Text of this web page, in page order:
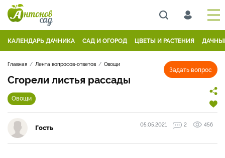
КАЛЕНДАРЬ ДАЧНИКА САД И ОГОРОД ЦВЕТЫ И РАСТЕНИЯ
Задать вопрос
Главная Лента вопросов-ответов Овощи
Сгорели листья рассады
Овощи
Гость 05.05.2021 2 456